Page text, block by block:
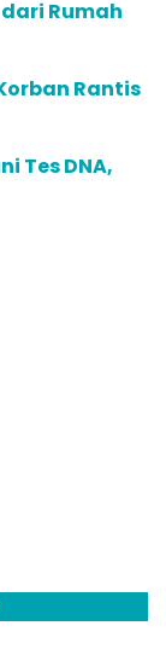
Rumah
Rantis
Tes DNA,